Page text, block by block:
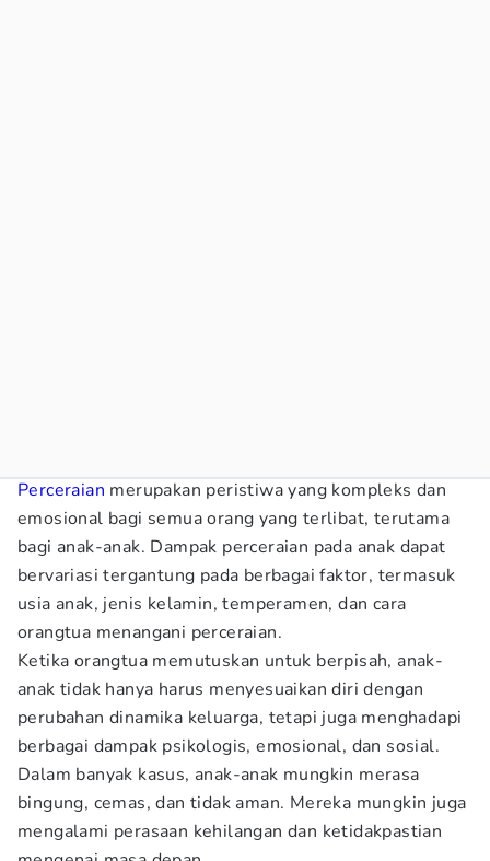
Perceraian merupakan peristiwa yang kompleks dan
emosional bagi semua orang yang terlibat, terutama
bagi anak-anak. Dampak perceraian pada anak dapat
bervariasi tergantung pada berbagai faktor, termasuk
usia anak, jenis kelamin, temperamen, dan cara
orangtua menangani perceraian.
Ketika orangtua memutuskan untuk berpisah, anak-
anak tidak hanya harus menyesuaikan diri dengan
perubahan dinamika keluarga, tetapi juga menghadapi
berbagai dampak psikologis, emosional, dan sosial.
Dalam banyak kasus, anak-anak mungkin merasa
bingung, cemas, dan tidak aman. Mereka mungkin juga
mengalami perasaan kehilangan dan ketidakpastian